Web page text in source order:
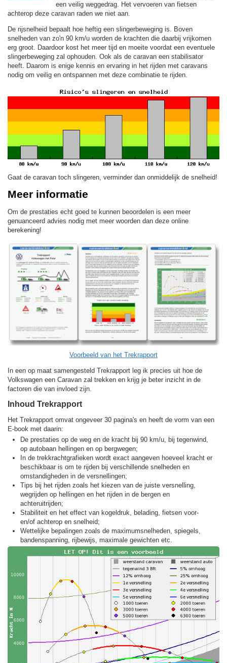
een veilig weggedrag. Het vervoeren van fietsen
achterop deze caravan raden we niet aan.
De rijsnelheid bepaalt hoe heftig een slingerbeweging is. Boven
snelheden van zo'n 90 km/u worden de krachten die daarbij vrijkomen
erg groot. Daardoor kost het meer tijd en moeite voordat een eventuele
slingerbeweging zal ophouden. Ook als de caravan een stabilisator
heeft. Daarom is enige kennis en ervaring in het rijden met caravans
nodig om veilig en ontspannen met deze combinatie te rijden.
Gaat de caravan toch slingeren, verminder dan onmiddelijk de snelheid!
Meer informatie
Om de prestaties echt goed te kunnen beoordelen is een meer
genuanceerd advies nodig met meer woorden dan deze online
berekening!
Voorbeeld van het Trekrapport
In een op maat samengesteld Trekrapport leg ik precies uit hoe de
Volkswagen een Caravan zal trekken en krijg je beter inzicht in de
factoren die van invloed zijn.
Inhoud Trekrapport
Het Trekrapport omvat ongeveer 30 pagina's en heeft de vorm van een
E-book met daarin:
De prestaties op de weg en de kracht bij 90 km/u, bij tegenwind,
op autobaan hellingen en op bergwegen;
In de trekkracht­grafieken wordt exact aangeven hoeveel kracht er
beschikbaar is om te rijden bij verschillende snelheden en
omstandigheden in de versnellingen;
Tips bij het rijden zoals het kiezen van de juiste versnelling,
wegrijden op hellingen en het rijden in de bergen en
achteruitrijden;
Stabiliteit en het effect van kogeldruk, belading, fietsen voor-
en/of achterop en snelheid;
Wettelijke bepalingen zoals de maximumsnelheden, spiegels,
bandenspanning, rijbewijs, maximale gewichten etc.